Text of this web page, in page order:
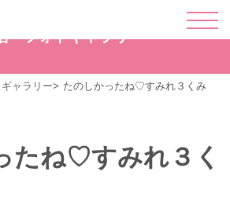
フォトギャラリー
ャラリー たのしかったね♡すみれ３くみ
たね♡すみれ３く